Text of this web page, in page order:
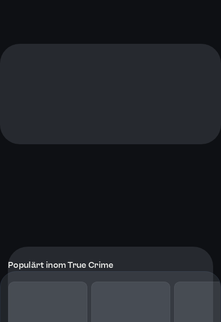
Populärt inom True Crime